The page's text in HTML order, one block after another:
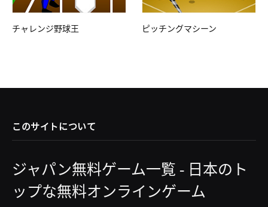
チャレンジ野球王 ピッチングマシーン
このサイトについて
ジャパン無料ゲーム一覧 - 日本のト
ップな無料オンラインゲーム